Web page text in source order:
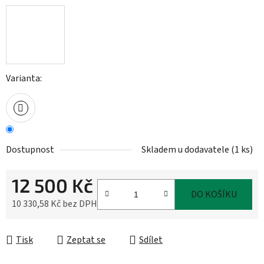
Varianta:
Dostupnost Skladem u dodavatele (1 ks)
12 500 Kč
10 330,58 Kč bez DPH
DO KOŠÍKU
Tisk Zeptat se Sdílet